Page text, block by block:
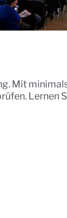
Mit
Lernen